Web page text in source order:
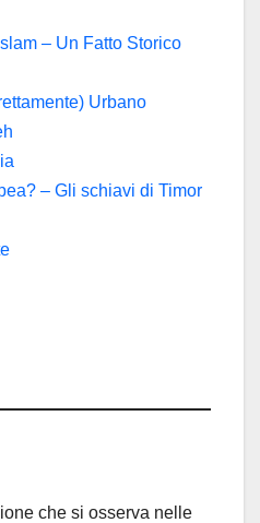
– Un Fatto Storico
Urbano
– Gli schiavi di Timor
che si osserva nelle